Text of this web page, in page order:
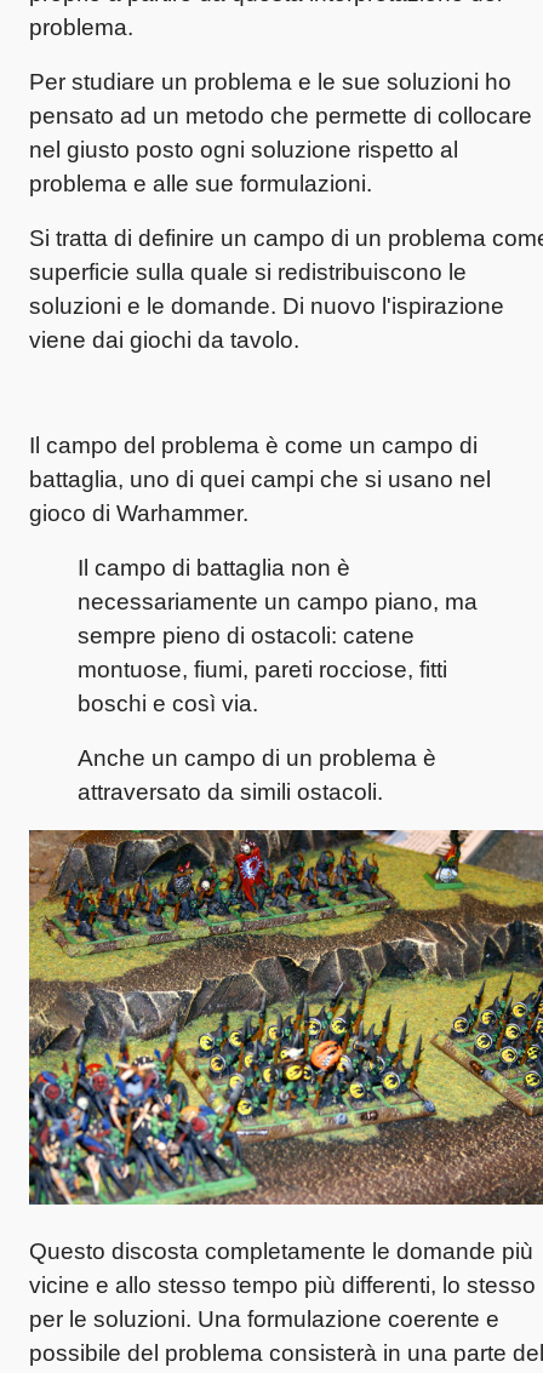
problema.
Per studiare un problema e le sue soluzioni ho
pensato ad un metodo che permette di collocare
nel giusto posto ogni soluzione rispetto al
problema e alle sue formulazioni.
Si tratta di definire un campo di un problema
superficie sulla quale si redistribuiscono le
soluzioni e le domande. Di nuovo l'ispirazione
viene dai giochi da tavolo.
Il campo del problema è come un campo di
battaglia, uno di quei campi che si usano nel
gioco di Warhammer.
Il campo di battaglia non è
necessariamente un campo piano, ma
sempre pieno di ostacoli: catene
montuose, fiumi, pareti rocciose, fitti
boschi e così via.
Anche un campo di un problema è
attraversato da simili ostacoli.
Questo discosta completamente le domande più
vicine e allo stesso tempo più differenti, lo stesso
per le soluzioni. Una formulazione coerente e
possibile del problema consisterà in una parte del